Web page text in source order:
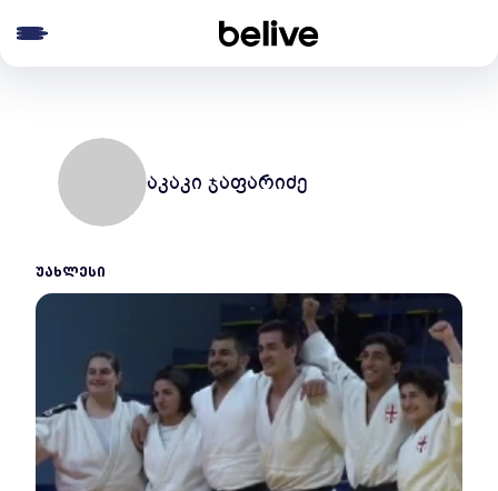
აკაკი ჯაფარიძე
ᲣᲐᲮᲚᲔᲡᲘ